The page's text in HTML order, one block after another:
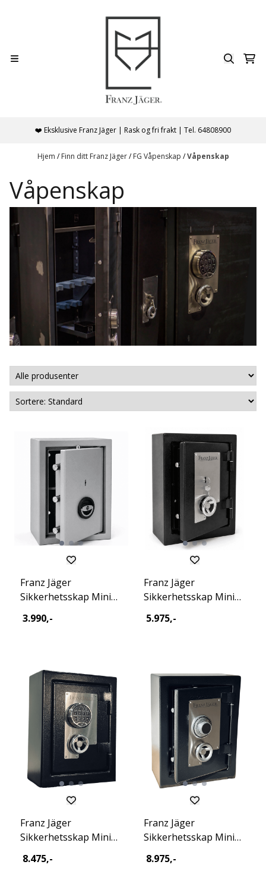
❤️ Eksklusive Franz Jäger | Rask og fri frakt | Tel. 64808900
Hjem /Finn ditt Franz Jäger/FG Våpenskap /Våpenskap
Våpenskap
Franz Jäger
Sikkerhetsskap Mini
3.990,-
Franz Jäger
Sikkerhetsskap Mini
5.975,-
Franz Jäger
Sikkerhetsskap Mini
8.475,-
Franz Jäger
Sikkerhetsskap Mini
8.975,-